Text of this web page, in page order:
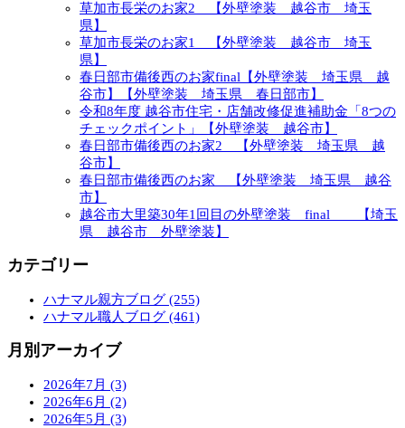
草加市長栄のお家2 【外壁塗装 越谷市 埼玉
県】
草加市長栄のお家1 【外壁塗装 越谷市 埼玉
県】
春日部市備後西のお家final【外壁塗装 埼玉県 越
谷市】【外壁塗装 埼玉県 春日部市】
令和8年度 越谷市住宅・店舗改修促進補助金「8つの
チェックポイント」【外壁塗装 越谷市】
春日部市備後西のお家2 【外壁塗装 埼玉県 越
谷市】
春日部市備後西のお家 【外壁塗装 埼玉県 越谷
市】
越谷市大里築30年1回目の外壁塗装 final 【埼玉
県 越谷市 外壁塗装】
カテゴリー
ハナマル親方ブログ (255)
ハナマル職人ブログ (461)
月別アーカイブ
2026年7月 (3)
2026年6月 (2)
2026年5月 (3)